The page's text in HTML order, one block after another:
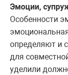
Эмоции,
Особенности
определяют и
для
уделили